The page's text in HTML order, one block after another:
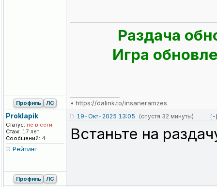
Раздача
Игра
• https://dalink.to/insaneramzes
Профиль ЛС
Proklapik
Статус: не в сети
Стаж: 17 лет
Сообщений: 4
Рейтинг
19-Окт-2025 13:05 (спустя 32 минуты) [-
Встаньте на
Профиль ЛС